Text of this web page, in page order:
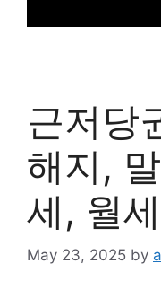
근저당
해지,
세, 월
May 23, 2025 by